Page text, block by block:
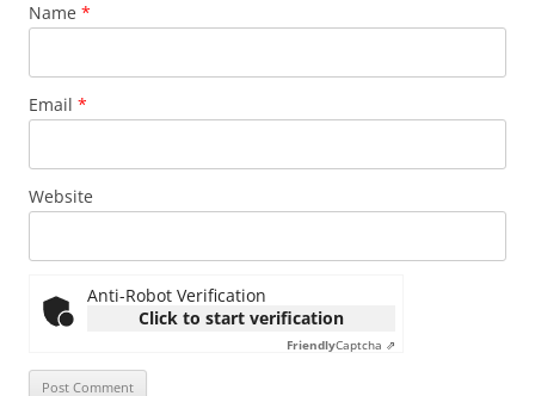
Name *
Email *
Website
Anti-Robot Verification
Click to start verification
FriendlyCaptcha ⇗